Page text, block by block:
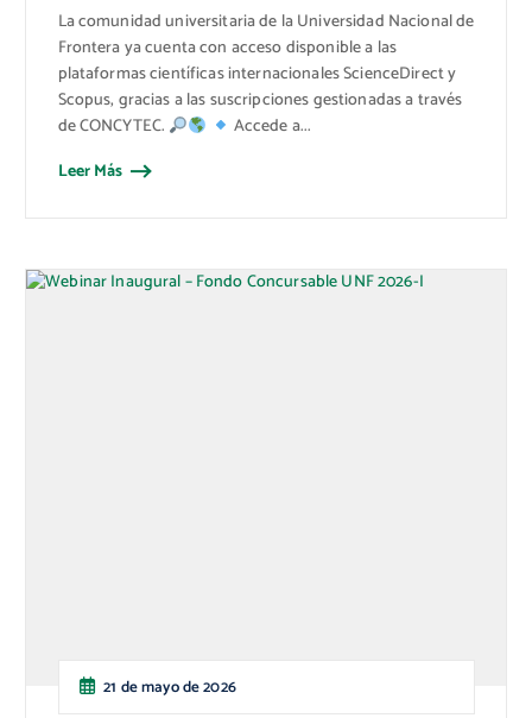
La comunidad universitaria de la Universidad Nacional de
Frontera ya cuenta con acceso disponible a las
plataformas científicas internacionales ScienceDirect y
Scopus, gracias a las suscripciones gestionadas a través
de CONCYTEC.
Accede a...
Leer Más
21 de mayo de 2026